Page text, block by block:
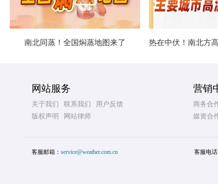
南北同蒸！全国焖蒸地图来了
网站服务
关于我们 联系我们
用户反馈
版权声明
网站律师
营销
商务合
媒资合
客服邮箱： service@weather.com.cn 客服电